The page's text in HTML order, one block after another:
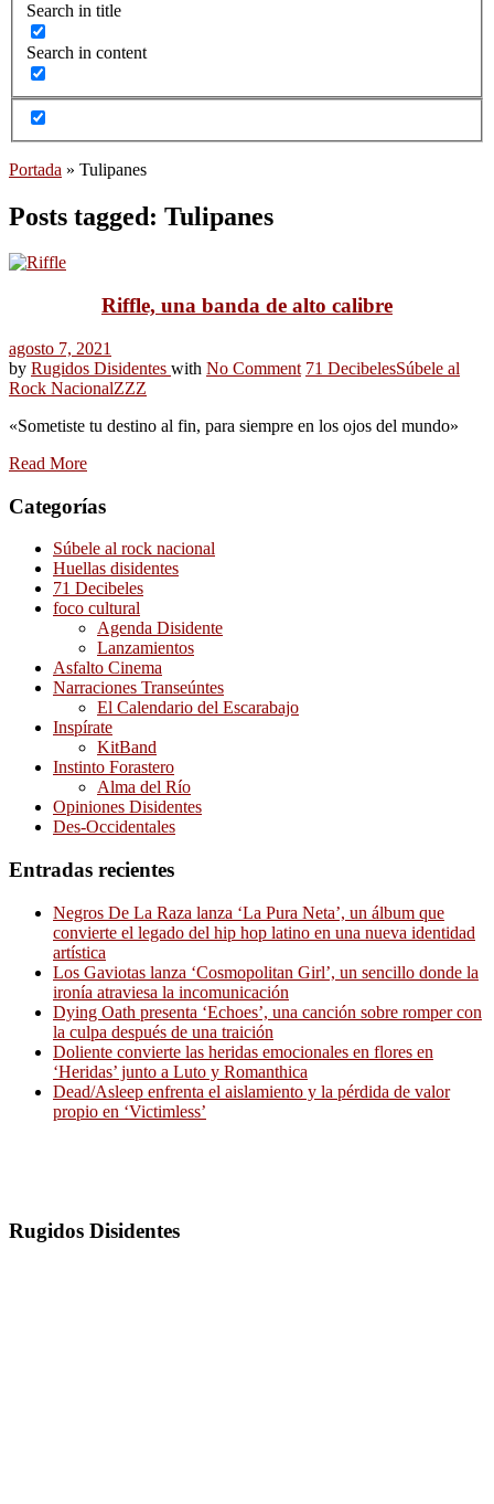
Search in title
Search in content
Portada » Tulipanes
Posts tagged: Tulipanes
Riffle, una banda de alto calibre
agosto 7, 2021
by Rugidos Disidentes with No Comment 71 DecibelesSúbele al
Rock NacionalZZZ
«Sometiste tu destino al fin, para siempre en los ojos del mundo»
Read More
Categorías
Súbele al rock nacional
Huellas disidentes
71 Decibeles
foco cultural
Agenda Disidente
Lanzamientos
Asfalto Cinema
Narraciones Transeúntes
El Calendario del Escarabajo
Inspírate
KitBand
Instinto Forastero
Alma del Río
Opiniones Disidentes
Des-Occidentales
Entradas recientes
Negros De La Raza lanza ‘La Pura Neta’, un álbum que
convierte el legado del hip hop latino en una nueva identidad
artística
Los Gaviotas lanza ‘Cosmopolitan Girl’, un sencillo donde la
ironía atraviesa la incomunicación
Dying Oath presenta ‘Echoes’, una canción sobre romper con
la culpa después de una traición
Doliente convierte las heridas emocionales en flores en
‘Heridas’ junto a Luto y Romanthica
Dead/Asleep enfrenta el aislamiento y la pérdida de valor
propio en ‘Victimless’
Rugidos Disidentes